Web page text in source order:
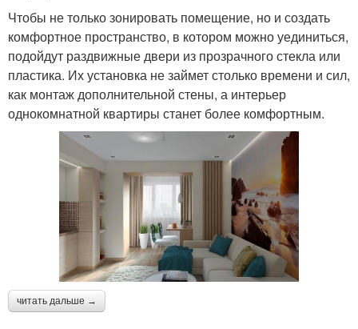
Чтобы не только зонировать помещение, но и создать
комфортное пространство, в котором можно уединиться,
подойдут раздвижные двери из прозрачного стекла или
пластика. Их установка не займет столько времени и сил,
как монтаж дополнительной стены, а интерьер
однокомнатной квартиры станет более комфортным.
читать дальше →